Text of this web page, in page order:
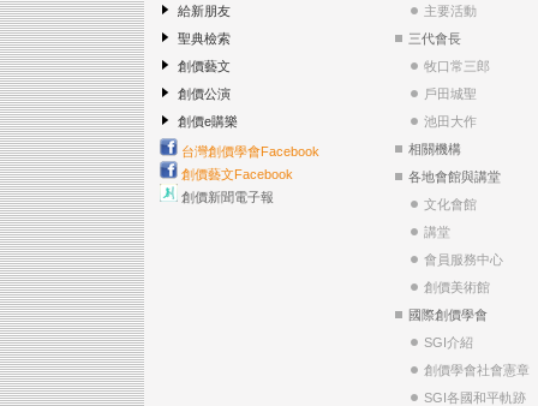
給新朋友
聖典檢索
創價藝文
創價公演
創價e購樂
台灣創價學會Facebook
創價藝文Facebook
創價新聞電子報
主要活動
三代會長
牧口常三郎
戶田城聖
池田大作
相關機構
各地會館與講堂
文化會館
講堂
會員服務中心
創價美術館
國際創價學會
SGI介紹
創價學會社會憲章
SGI各國和平軌跡